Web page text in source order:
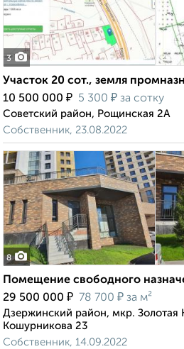
3
Участок 20 сот., земля
10 500 000 ₽ 5 300 ₽ за сотку
Советский район, Рощинская 2А
Собственник, 23.08.2022
8
Помещение свободного
29 500 000 ₽ 78 700 ₽ за м²
Дзержинский район, мкр. Золотая
Кошурникова 23
Собственник, 14.09.2022